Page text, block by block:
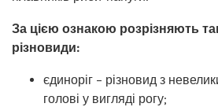
За цією ознакою розрізняють
різновиди:
єдиноріг – різновид з
голові у вигляді рогу;